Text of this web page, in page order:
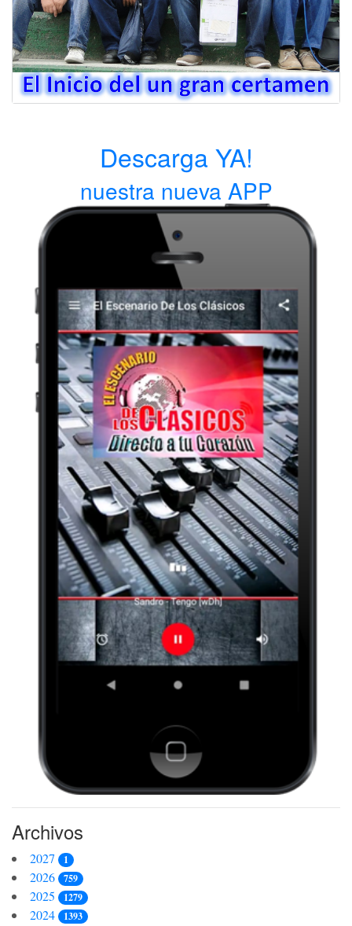
Descarga YA!
nuestra nueva APP
Archivos
2027 1
2026 759
2025 1279
2024 1393